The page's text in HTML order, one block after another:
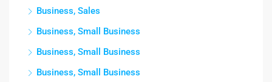
Business, Sales
Business, Small Business
Business, Small Business
Business, Small Business